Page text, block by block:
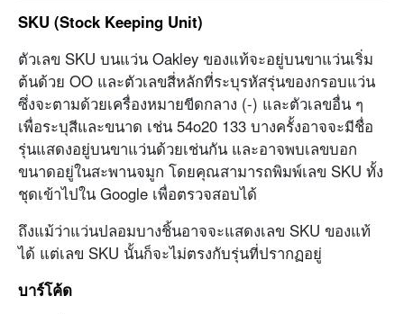
SKU (Stock Keeping Unit)
ตัวเลข SKU บนแว่น Oakley ของแท้จะอยู่บนขาแว่นเริ่ม
ต้นด้วย OO และตัวเลขสี่หลักที่ระบุรหัสรุ่นของกรอบแว่น
ซึ่งจะตามด้วยเครื่องหมายขีดกลาง (-) และตัวเลขอื่น ๆ
เพื่อระบุสีและขนาด เช่น 54o20 133 บางครั้งอาจจะมีชื่อ
รุ่นแสดงอยู่บนขาแว่นด้วยเช่นกัน และอาจพบเลขบอก
ขนาดอยู่ในสะพานจมูก โดยคุณสามารถพิมพ์เลข SKU ทั้ง
ชุดเข้าไปใน Google เพื่อตรวจสอบได้
ถึงแม้ว่าแว่นปลอมบางชิ้นอาจจะแสดงเลข SKU ของแท้
ได้ แต่เลข SKU นั้นก็จะไม่ตรงกับรุ่นที่ปรากฏอยู่
บาร์โค้ด